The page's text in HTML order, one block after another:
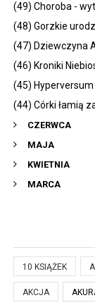
(49) Choroba -
(48) Gorzkie
(47) Dziewczyna
(46) Kroniki
(45) Hyperversum
(44) Córki łamią
CZERWCA
MAJA
KWIETNIA
MARCA
10 KSIĄŻEK
AKCJA